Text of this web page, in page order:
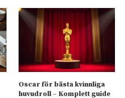
Oscar för bästa kvinnliga
huvudroll – Komplett guide